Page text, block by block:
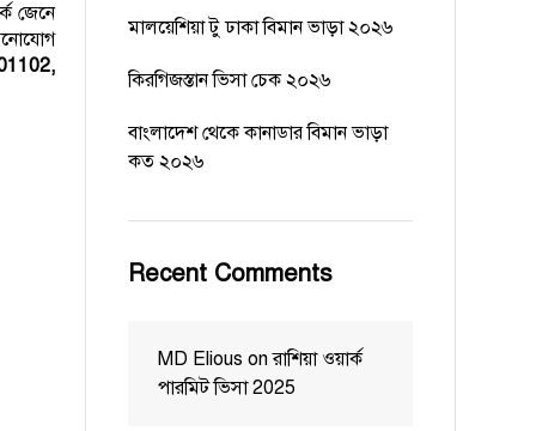
জেনে
মালয়েশিয়া টু ঢাকা বিমান ভাড়া ২০২৬
কিরগিজস্তান ভিসা চেক ২০২৬
বাংলাদেশ থেকে কানাডার বিমান ভাড়া
কত ২০২৬
Recent Comments
MD Elious onরাশিয়া ওয়ার্ক
পারমিট ভিসা 2025